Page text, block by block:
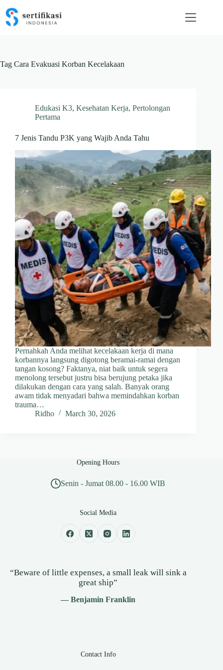
content
Tag Cara Evakuasi Korban Kecelakaan
Edukasi K3, Kesehatan Kerja, Pertolongan
Pertama
7 Jenis Tandu P3K yang Wajib Anda Tahu
Pernahkah Anda melihat kecelakaan kerja di mana
korbannya langsung digotong beramai-ramai dengan
tangan kosong? Faktanya, niat baik untuk segera
menolong tersebut justru bisa berujung petaka jika
dilakukan dengan cara yang salah. Banyak orang
awam tidak menyadari bahwa memindahkan korban
trauma…
Ridho
March 30, 2026
Opening Hours
Senin - Jumat 08.00 - 16.00 WIB
Social Media
“Beware of little expenses, a small leak will sink a
great ship”
— Benjamin Franklin
Contact Info